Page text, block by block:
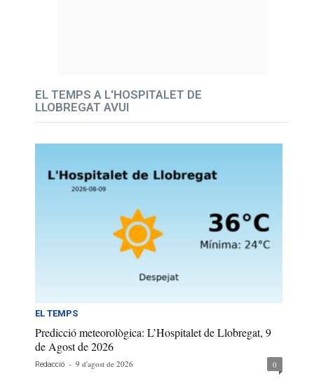
EL TEMPS A L'HOSPITALET DE
LLOBREGAT AVUI
EL TEMPS
Predicció meteorològica: L’Hospitalet de Llobregat, 9
de Agost de 2026
Redacció - 9 d'agost de 2026 0